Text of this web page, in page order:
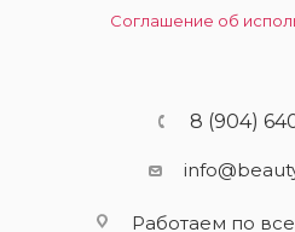
Соглашение об
8 (904)
Работаем по